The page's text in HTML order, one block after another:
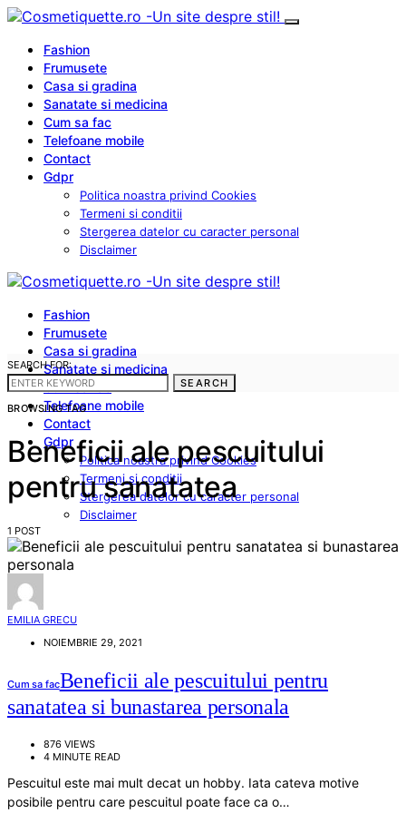
Fashion
Frumusete
Casa si gradina
Sanatate si medicina
Cum sa fac
Telefoane mobile
Contact
Gdpr
Politica noastra privind Cookies
Termeni si conditii
Stergerea datelor cu caracter personal
Disclaimer
Fashion
Frumusete
Casa si gradina
Sanatate si medicina
Cum sa fac
Telefoane mobile
Contact
Gdpr
Politica noastra privind Cookies
Termeni si conditii
Stergerea datelor cu caracter personal
Disclaimer
SEARCH FOR:
SEARCH
BROWSING TAG
Beneficii ale pescuitului
pentru sanatatea
1 POST
EMILIA GRECU
NOIEMBRIE 29, 2021
Cum sa facBeneficii ale pescuitului pentru
sanatatea si bunastarea personala
876 VIEWS
4 MINUTE READ
Pescuitul este mai mult decat un hobby. Iata cateva motive
posibile pentru care pescuitul poate face ca o…